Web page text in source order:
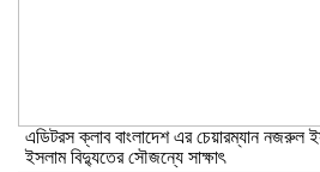
এডিটরস ক্লাব বাংলাদেশ এর চেয়ারম্যান নজরুল
ইসলাম বিদ্যুতের সৌজন্যে সাক্ষাৎ